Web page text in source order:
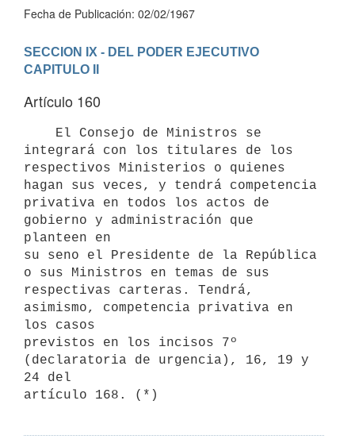
Fecha de Publicación: 02/02/1967
SECCION IX - DEL PODER EJECUTIVO
CAPITULO II
Artículo 160
integrará con los titulares de los
respectivos Ministerios o quienes
hagan sus veces, y tendrá competencia
privativa en todos los actos de
gobierno y administración que
planteen en
su seno el Presidente de la República
o sus Ministros en temas de sus
respectivas carteras. Tendrá,
asimismo, competencia privativa en
los casos
previstos en los incisos 7º
(declaratoria de urgencia), 16, 19 y
24 del